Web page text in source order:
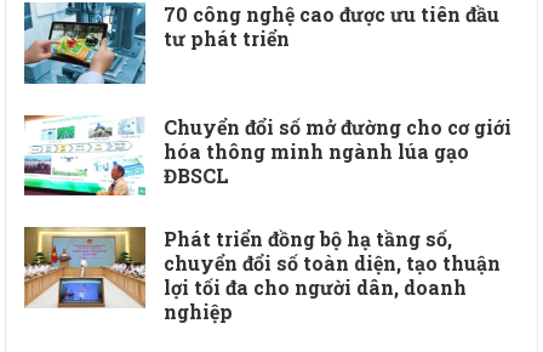
70 công nghệ cao được ưu tiên đầu
tư phát triển
Chuyển đổi số mở đường cho cơ giới
hóa thông minh ngành lúa gạo
ĐBSCL
Phát triển đồng bộ hạ tầng số,
chuyển đổi số toàn diện, tạo thuận
lợi tối đa cho người dân, doanh
nghiệp